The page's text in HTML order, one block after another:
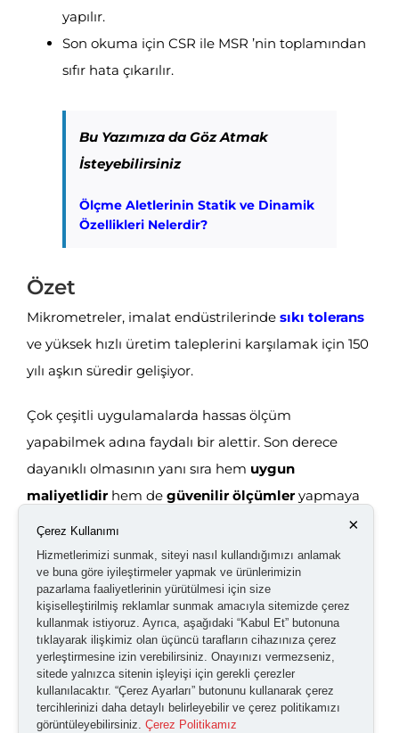
yapılır.
Son okuma için CSR ile MSR ’nin toplamından
sıfır hata çıkarılır.
Bu Yazımıza da Göz Atmak
İsteyebilirsiniz
Ölçme Aletlerinin Statik ve Dinamik
Özellikleri Nelerdir?
Özet
Mikrometreler, imalat endüstrilerinde sıkı tolerans
ve yüksek hızlı üretim taleplerini karşılamak için 150
yılı aşkın süredir gelişiyor.
Çok çeşitli uygulamalarda hassas ölçüm
yapabilmek adına faydalı bir alettir. Son derece
dayanıklı olmasının yanı sıra hem uygun
maliyetlidirhem de güvenilir ölçümleryapmaya
olanak tanır. CNC işleme, makine mühendisliği ve
benzer alanlarda hassas ölçüm için yaygın olarak
kullanılırlar.
Bu bilgiler genel bilgiler olup ticari ve üretim
süreçlerinizde mühendisleriniz ile birlikte
taleplerinize en uygun seçimi yapmanızı öneririz.
×
Çerez Kullanımı
Hizmetlerimizi sunmak, siteyi nasıl kullandığımızı anlamak
ve buna göre iyileştirmeler yapmak ve ürünlerimizin
pazarlama faaliyetlerinin yürütülmesi için size
kişiselleştirilmiş reklamlar sunmak amacıyla sitemizde çerez
kullanmak istiyoruz. Ayrıca, aşağıdaki “Kabul Et” butonuna
tıklayarak ilişkimiz olan üçüncü tarafların cihazınıza çerez
yerleştirmesine izin verebilirsiniz. Onayınızı vermezseniz,
sitede yalnızca sitenin işleyişi için gerekli çerezler
kullanılacaktır. “Çerez Ayarları” butonunu kullanarak çerez
tercihlerinizi daha detaylı belirleyebilir ve çerez politikamızı
görüntüleyebilirsiniz. Çerez Politikamız